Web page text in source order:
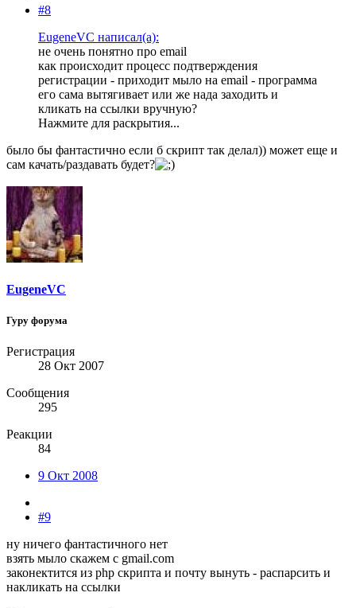
#8
EugeneVC написал(а):
не очень понятно про email
как происходит процесс подтверждения
регистрации - приходит мыло на email - программа
его сама вытягивает или же нада заходить и
кликать на ссылки вручную?
Нажмите для раскрытия...
было бы фантастично если б скрипт так делал)) может еще и
сам качать/раздавать будет?
EugeneVC
Гуру форума
Регистрация
28 Окт 2007
Сообщения
295
Реакции
84
9 Окт 2008
#9
ну ничего фантастичного нет
взять мыло скажем с gmail.com
законектится из php скрипта и почту вынуть - распарсить и
накликать на ссылки